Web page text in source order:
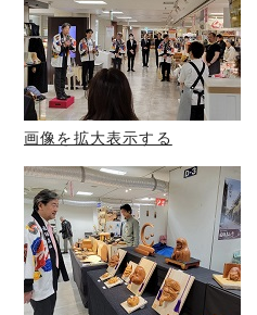
画像を拡大表示する